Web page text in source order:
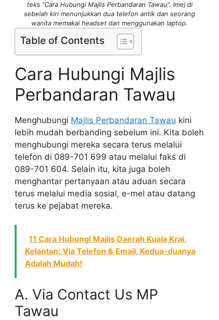
teks “Cara Hubungi Majlis Perbandaran Tawau”. Imej di
sebelah kiri menunjukkan dua telefon antik dan seorang
wanita memakai headset dan menggunakan laptop.
Table of Contents
Cara Hubungi Majlis
Perbandaran Tawau
Menghubungi Majlis Perbandaran Tawau kini
lebih mudah berbanding sebelum ini. Kita boleh
menghubungi mereka secara terus melalui
telefon di 089-701 699 atau melalui faks di
089-701 604. Selain itu, kita juga boleh
menghantar pertanyaan atau aduan secara
terus melalui media sosial, e-mel atau datang
terus ke pejabat mereka.
11 Cara Hubungi Majlis Daerah Kuala Krai,
Kelantan: Via Telefon & Email, Kedua-duanya
Adalah Mudah!
A. Via Contact Us MP
Tawau